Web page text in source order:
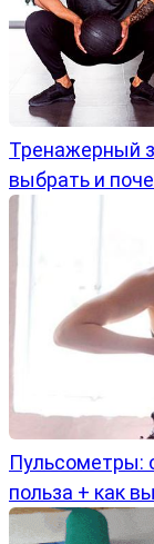
Тренажерный
выбрать и
Пульсометры:
польза + как